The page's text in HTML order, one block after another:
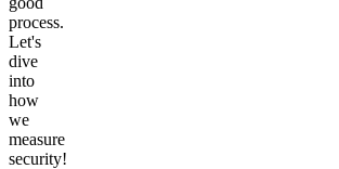
process.
Let's
dive
into
how
we
measure
security!